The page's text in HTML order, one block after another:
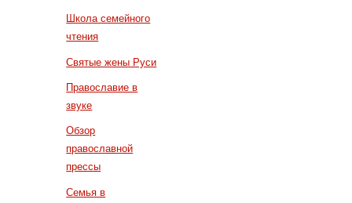
Школа семейного
чтения
Святые жены Руси
Православие в
звуке
Обзор
православной
прессы
Семья в